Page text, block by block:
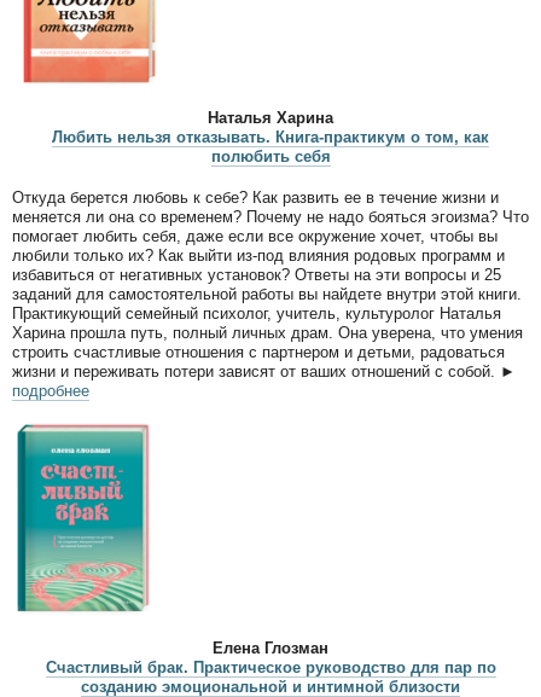
Наталья Харина
Любить нельзя отказывать. Книга-практикум о том, как
полюбить себя
Откуда берется любовь к себе? Как развить ее в течение жизни и
меняется ли она со временем? Почему не надо бояться эгоизма? Что
помогает любить себя, даже если все окружение хочет, чтобы вы
любили только их? Как выйти из-под влияния родовых программ и
избавиться от негативных установок? Ответы на эти вопросы и 25
заданий для самостоятельной работы вы найдете внутри этой книги.
Практикующий семейный психолог, учитель, культуролог Наталья
Харина прошла путь, полный личных драм. Она уверена, что умения
строить счастливые отношения с партнером и детьми, радоваться
жизни и переживать потери зависят от ваших отношений с собой. ►
подробнее
Елена Глозман
Счастливый брак. Практическое руководство для пар по
созданию эмоциональной и интимной близости